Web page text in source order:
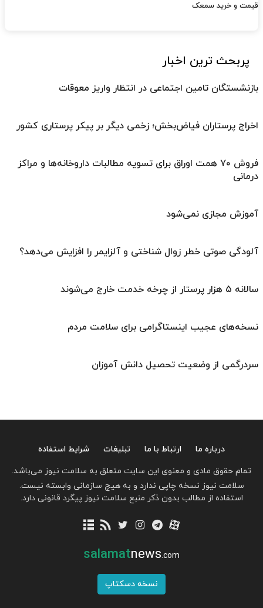
قیمت و خرید سمعک
پربحث ترین اخبار
بازنشستگان تامین اجتماعی در انتظار واریز معوقات
اخراج پرستاران فیاض‌بخش؛ زخمی دیگر بر پیکر پرستاری کشور
فروش ۷۰ همت اوراق برای تسویه مطالبات داروخانه‌ها و مراکز
درمانی
آموزش مجازی نمی‌شود
آلودگی صوتی خطر زوال شناختی و آلزایمر را افزایش می‌دهد؟
سالانه ۵ هزار پرستار از چرخه خدمت خارج می‌شوند
نسخه‌های عجیب اینستاگرامی برای سلامت مردم
سردرگمی از وضعیت تحصیل دانش آموزان
درباره ما ارتباط با ما تبلیغات
شرایط استفاده
تمام حقوق مادی و معنوی این سایت متعلق به سلامت نیوز می‌باشد.
سلامت نیوز نسخه چاپی ندارد و به هیچ سازمانی وابسته نیست.
استفاده از مطالب بدون ذکر منبع سلامت نیوز پیگرد قانونی دارد.
salamatnews.com
نسخه دسکتاپ